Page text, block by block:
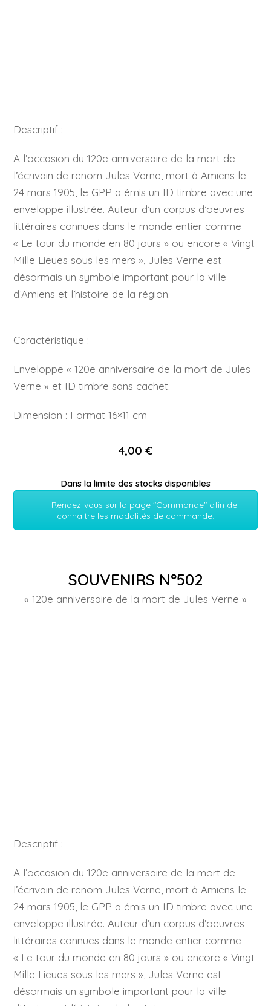
Descriptif :
A l’occasion du 120e anniversaire de la mort de
l’écrivain de renom Jules Verne, mort à Amiens le
24 mars 1905, le GPP a émis un ID timbre avec une
enveloppe illustrée. Auteur d’un corpus d’oeuvres
littéraires connues dans le monde entier comme
« Le tour du monde en 80 jours » ou encore « Vingt
Mille Lieues sous les mers », Jules Verne est
désormais un symbole important pour la ville
d’Amiens et l’histoire de la région.
Caractéristique :
Enveloppe « 120e anniversaire de la mort de Jules
Verne » et ID timbre sans cachet.
Dimension : Format 16×11 cm
4,00 €
Dans la limite des stocks disponibles
Rendez-vous sur la page "Commande" afin de
connaitre les modalités de commande.
SOUVENIRS N°502
« 120e anniversaire de la mort de Jules Verne »
Descriptif :
A l’occasion du 120e anniversaire de la mort de
l’écrivain de renom Jules Verne, mort à Amiens le
24 mars 1905, le GPP a émis un ID timbre avec une
enveloppe illustrée. Auteur d’un corpus d’oeuvres
littéraires connues dans le monde entier comme
« Le tour du monde en 80 jours » ou encore « Vingt
Mille Lieues sous les mers », Jules Verne est
désormais un symbole important pour la ville